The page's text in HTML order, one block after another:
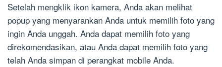
Setelah mengklik ikon kamera, Anda akan melihat
popup yang menyarankan Anda untuk memilih foto yang
ingin Anda unggah. Anda dapat memilih foto yang
direkomendasikan, atau Anda dapat memilih foto yang
telah Anda simpan di perangkat mobile Anda.